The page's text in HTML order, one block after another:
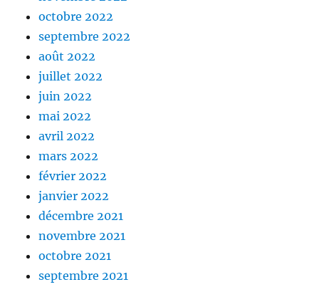
octobre 2022
septembre 2022
août 2022
juillet 2022
juin 2022
mai 2022
avril 2022
mars 2022
février 2022
janvier 2022
décembre 2021
novembre 2021
octobre 2021
septembre 2021